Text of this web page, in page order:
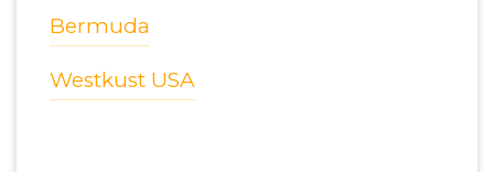
Bermuda
Westkust USA